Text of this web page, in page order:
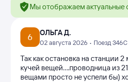
Мы отображаем актуальные
6 ОЛЬГА Д.
02 августа 2026 • Поезд 346С
Так как остановка на станции
кучей вещей....проводница из
вещами просто не успели бы)